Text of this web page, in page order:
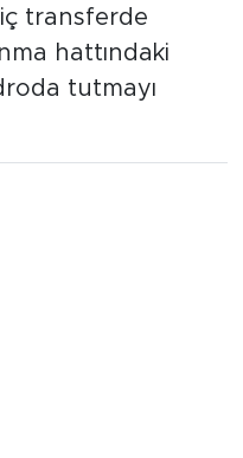
transferde
hattındaki
tutmayı